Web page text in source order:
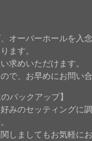
オーバーホールを入
ます。
求めいただけます。
で、お早めにお問い合
バックアップ】
みのセッティングに調
しましてもお気軽に